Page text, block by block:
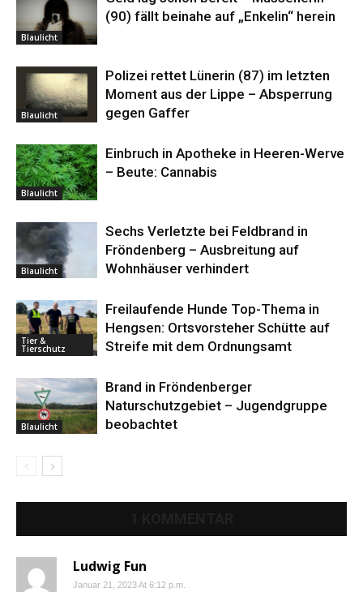
Blaulicht
(90) fällt beinahe auf „Enkelin“ herein
Blaulicht
Polizei rettet Lünerin (87) im letzten
Moment aus der Lippe – Absperrung
gegen Gaffer
Blaulicht
Einbruch in Apotheke in Heeren-Werve
– Beute: Cannabis
Blaulicht
Sechs Verletzte bei Feldbrand in
Fröndenberg – Ausbreitung auf
Wohnhäuser verhindert
Tier &
Tierschutz
Freilaufende Hunde Top-Thema in
Hengsen: Ortsvorsteher Schütte auf
Streife mit dem Ordnungsamt
Blaulicht
Brand in Fröndenberger
Naturschutzgebiet – Jugendgruppe
beobachtet
Ludwig Fun
Januar 21, 2023 At 6:12 p.m.